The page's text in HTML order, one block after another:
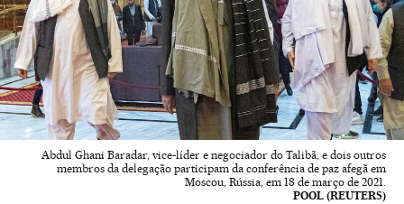
Abdul Ghani Baradar, vice-líder e negociador do Talibã, e dois outros
membros da delegação participam da conferência de paz afegã em
Moscou, Rússia, em 18 de março de 2021.
POOL (REUTERS)